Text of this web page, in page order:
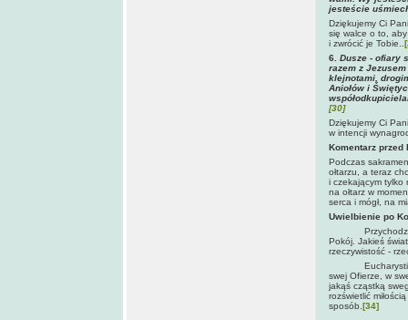
jesteście
Dziękujemy Ci
się walce o to,
i zwrócić je Tobie..
6. Dusze - ofiary
razem z
klejnotami,
Aniołów i
[30]
Dziękujemy Ci
w intencji
Komentarz przed
Podczas
ołtarzu, a teraz
i czekającym tylko
na ołtarz w
serca i mógł, na
Uwielbienie po
Przychodzisz
Pokój. Jakieś
rzeczywistość -
Eucharystia,
swej Ofierze, w
jakąś cząstką
rozświetlić
sposób. [34]